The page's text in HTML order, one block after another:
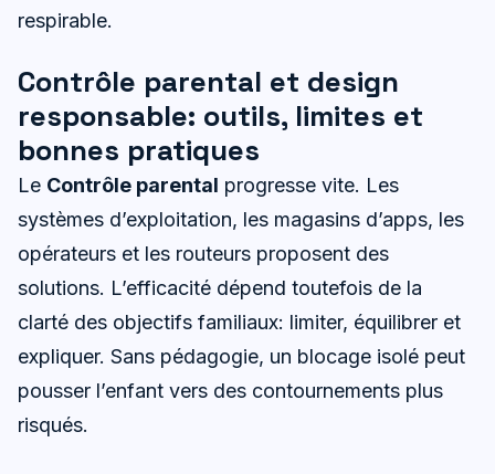
respirable.
Contrôle parental et design
responsable: outils, limites et
bonnes pratiques
Le Contrôle parental progresse vite. Les
systèmes d’exploitation, les magasins d’apps, les
opérateurs et les routeurs proposent des
solutions. L’efficacité dépend toutefois de la
clarté des objectifs familiaux: limiter, équilibrer et
expliquer. Sans pédagogie, un blocage isolé peut
pousser l’enfant vers des contournements plus
risqués.